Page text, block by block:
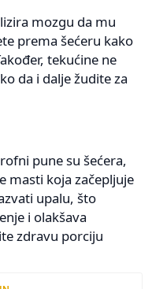
mozgu da mu
prema šećeru kako
tekućine ne
da i dalje žudite za
pune su šećera,
masti koja začepljuje
upalu, što
i olakšava
zdravu porciju